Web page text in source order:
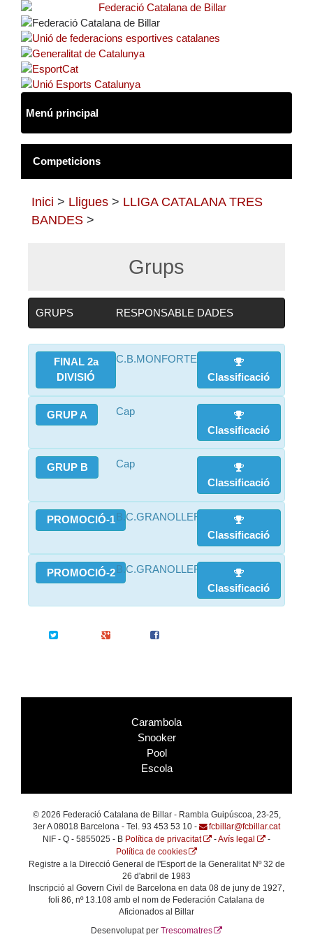
Inici > Lligues > LLIGA CATALANA TRES
BANDES >
Grups
GRUPS RESPONSABLE DADES
FINAL 2a
DIVISIÓ
C.B.MONFORTE
Classificació
GRUP A
Cap
Classificació
GRUP B
Cap
Classificació
PROMOCIÓ-1B.C.GRANOLLERS
Classificació
PROMOCIÓ-2 B.C.GRANOLLERS
Classificació
Google+
Carambola
Snooker
Pool
Escola
© 2026 Federació Catalana de Billar - Rambla Guipúscoa, 23-25,
3er A 08018 Barcelona - Tel. 93 453 53 10 -
fcbillar@fcbillar.cat
NIF - Q - 5855025 - B Política de privacitat -Avís legal
-
Política de cookies
Registre a la Direcció General de l'Esport de la Generalitat Nº 32 de
26 d'abril de 1983
Inscripció al Govern Civil de Barcelona en data 08 de juny de 1927,
foli 86, nº 13.108 amb el nom de Federación Catalana de
Aficionados al Billar
Desenvolupat per Trescomatres